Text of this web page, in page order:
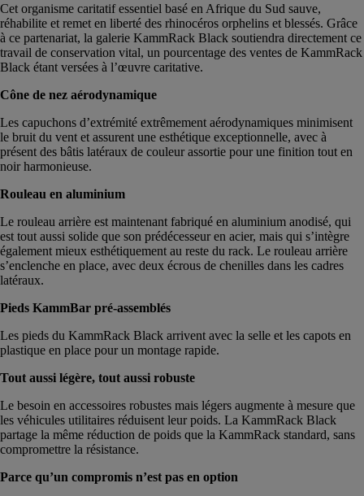
Cet organisme caritatif essentiel basé en Afrique du Sud sauve,
réhabilite et remet en liberté des rhinocéros orphelins et blessés. Grâce
à ce partenariat, la galerie KammRack Black soutiendra directement ce
travail de conservation vital, un pourcentage des ventes de KammRack
Black étant versées à l’œuvre caritative.
Cône de nez aérodynamique
Les capuchons d’extrémité extrêmement aérodynamiques minimisent
le bruit du vent et assurent une esthétique exceptionnelle, avec à
présent des bâtis latéraux de couleur assortie pour une finition tout en
noir harmonieuse.
Rouleau en aluminium
Le rouleau arrière est maintenant fabriqué en aluminium anodisé, qui
est tout aussi solide que son prédécesseur en acier, mais qui s’intègre
également mieux esthétiquement au reste du rack. Le rouleau arrière
s’enclenche en place, avec deux écrous de chenilles dans les cadres
latéraux.
Pieds KammBar pré-assemblés
Les pieds du KammRack Black arrivent avec la selle et les capots en
plastique en place pour un montage rapide.
Tout aussi légère, tout aussi robuste
Le besoin en accessoires robustes mais légers augmente à mesure que
les véhicules utilitaires réduisent leur poids. La KammRack Black
partage la même réduction de poids que la KammRack standard, sans
compromettre la résistance.
Parce qu’un compromis n’est pas en option